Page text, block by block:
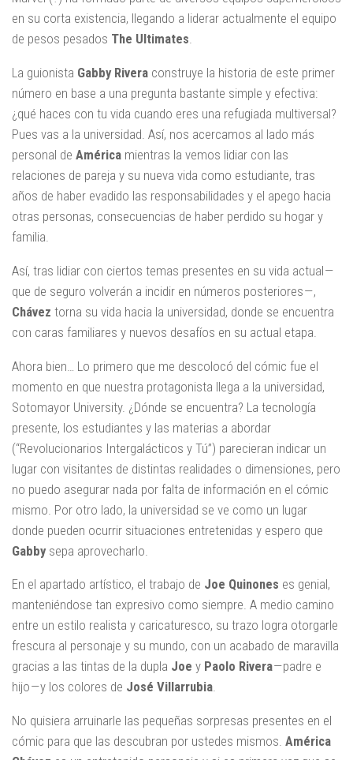
en su corta existencia, llegando a liderar actualmente el equipo
de pesos pesados The Ultimates.
La guionista Gabby Rivera construye la historia de este primer
número en base a una pregunta bastante simple y efectiva:
¿qué haces con tu vida cuando eres una refugiada multiversal?
Pues vas a la universidad. Así, nos acercamos al lado más
personal de América mientras la vemos lidiar con las
relaciones de pareja y su nueva vida como estudiante, tras
años de haber evadido las responsabilidades y el apego hacia
otras personas, consecuencias de haber perdido su hogar y
familia.
Así, tras lidiar con ciertos temas presentes en su vida actual —
que de seguro volverán a incidir en números posteriores — ,
Chávez torna su vida hacia la universidad, donde se encuentra
con caras familiares y nuevos desafíos en su actual etapa.
Ahora bien… Lo primero que me descolocó del cómic fue el
momento en que nuestra protagonista llega a la universidad,
Sotomayor University. ¿Dónde se encuentra? La tecnología
presente, los estudiantes y las materias a abordar
(“Revolucionarios Intergalácticos y Tú”) parecieran indicar un
lugar con visitantes de distintas realidades o dimensiones, pero
no puedo asegurar nada por falta de información en el cómic
mismo. Por otro lado, la universidad se ve como un lugar
donde pueden ocurrir situaciones entretenidas y espero que
Gabby sepa aprovecharlo.
En el apartado artístico, el trabajo de Joe Quinones es genial,
manteniéndose tan expresivo como siempre. A medio camino
entre un estilo realista y caricaturesco, su trazo logra otorgarle
frescura al personaje y su mundo, con un acabado de maravilla
gracias a las tintas de la dupla Joe y Paolo Rivera— padre e
hijo — y los colores de José Villarrubia.
No quisiera arruinarle las pequeñas sorpresas presentes en el
cómic para que las descubran por ustedes mismos. América